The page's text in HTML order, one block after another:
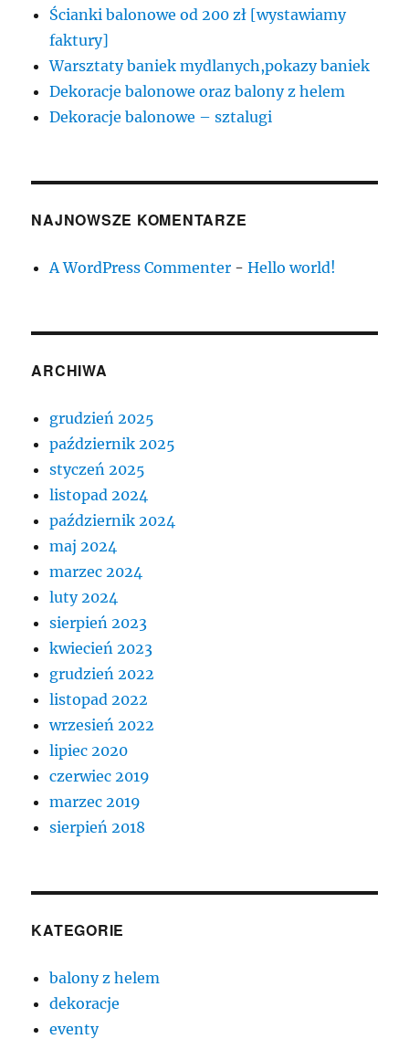
Ścianki balonowe od 200 zł [wystawiamy
faktury]
Warsztaty baniek mydlanych,pokazy baniek
Dekoracje balonowe oraz balony z helem
Dekoracje balonowe – sztalugi
NAJNOWSZE KOMENTARZE
A WordPress Commenter -Hello world!
ARCHIWA
grudzień 2025
październik 2025
styczeń 2025
listopad 2024
październik 2024
maj 2024
marzec 2024
luty 2024
sierpień 2023
kwiecień 2023
grudzień 2022
listopad 2022
wrzesień 2022
lipiec 2020
czerwiec 2019
marzec 2019
sierpień 2018
KATEGORIE
balony z helem
dekoracje
eventy